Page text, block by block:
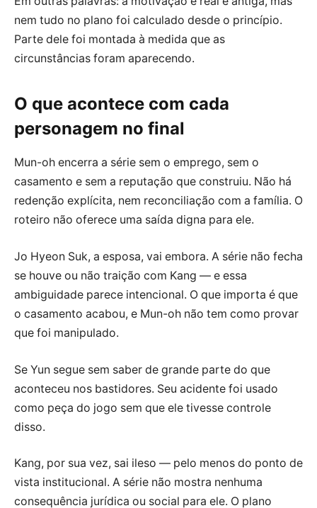
nem tudo no plano foi calculado desde o princípio.
Parte dele foi montada à medida que as
circunstâncias foram aparecendo.
O que acontece com cada
personagem no final
Mun-oh encerra a série sem o emprego, sem o
casamento e sem a reputação que construiu. Não há
redenção explícita, nem reconciliação com a família. O
roteiro não oferece uma saída digna para ele.
Jo Hyeon Suk, a esposa, vai embora. A série não fecha
se houve ou não traição com Kang — e essa
ambiguidade parece intencional. O que importa é que
o casamento acabou, e Mun-oh não tem como provar
que foi manipulado.
Se Yun segue sem saber de grande parte do que
aconteceu nos bastidores. Seu acidente foi usado
como peça do jogo sem que ele tivesse controle
disso.
Kang, por sua vez, sai ileso — pelo menos do ponto de
vista institucional. A série não mostra nenhuma
consequência jurídica ou social para ele. O plano